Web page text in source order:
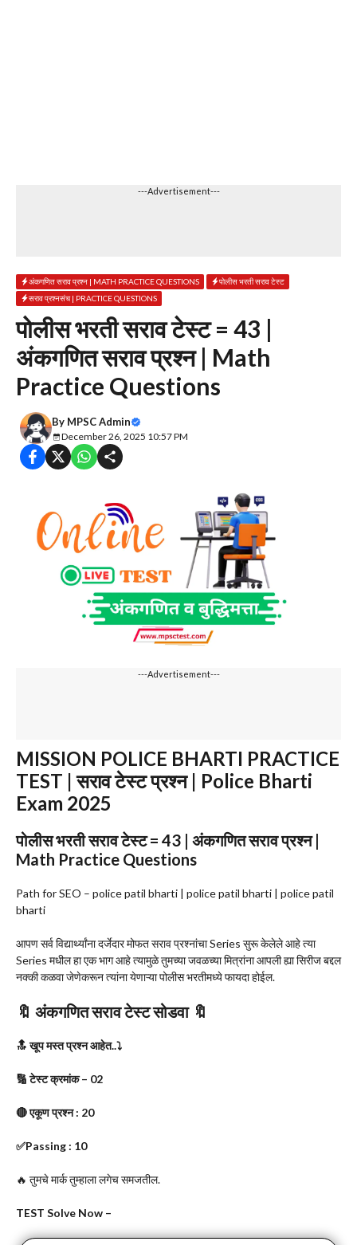
---Advertisement---
अंकगणित सराव प्रश्न | MATH PRACTICE QUESTIONS
पोलीस भरती सराव टेस्ट
सराव प्रश्नसंच | PRACTICE QUESTIONS
पोलीस भरती सराव टेस्ट = 43 |
अंकगणित सराव प्रश्न | Math
Practice Questions
By MPSC Admin
December 26, 2025 10:57 PM
---Advertisement---
MISSION POLICE BHARTI PRACTICE
TEST | सराव टेस्ट प्रश्न | Police Bharti
Exam 2025
पोलीस भरती सराव टेस्ट = 43 | अंकगणित सराव प्रश्न |
Math Practice Questions
Path for SEO – police patil bharti | police patil bharti | police patil
bharti
आपण सर्व विद्यार्थ्यांना दर्जेदार मोफत सराव प्रश्नांचा Series सुरू केलेले आहे त्या
Series मधील हा एक भाग आहे त्यामुळे तुमच्या जवळच्या मित्रांना आपली ह्या सिरीज बद्दल
नक्की कळवा जेणेकरून त्यांना येणाऱ्या पोलीस भरतीमध्ये फायदा होईल.
🔖 अंकगणित सराव टेस्ट सोडवा 🔖
🔝 खूप मस्त प्रश्न आहेत..⤵️
🔢 टेस्ट क्रमांक – 02
🔴 एकूण प्रश्न : 20
✅Passing : 10
🔥 तुमचे मार्क तुम्हाला लगेच समजतील.
TEST Solve Now –